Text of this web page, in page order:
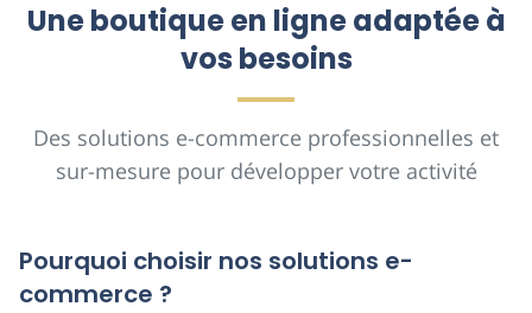
Une boutique en ligne adaptée à
vos besoins
Des solutions e-commerce professionnelles et
sur-mesure pour développer votre activité
Pourquoi choisir nos solutions e-
commerce ?